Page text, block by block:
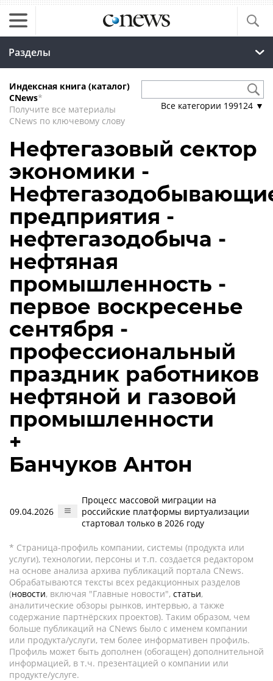
Разделы
Индексная книга (каталог)
CNews*
Получите все материалы
CNews по ключевому слову
Все категории 199124 ▼
Нефтегазовый сектор
экономики -
предприятия -
нефтегазодобыча -
нефтяная
промышленность -
первое воскресенье
сентября -
профессиональный
праздник работников
нефтяной и газовой
промышленности
+
Банчуков Антон
09.04.2026
Процесс массовой миграции на
российские платформы виртуализации
стартовал только в 2026 году
* Страница-профиль компании, системы (продукта или
услуги), технологии, персоны и т.п. создается редактором
на основе анализа архива публикаций портала CNews.
Обрабатываются тексты всех редакционных разделов
(новости, включая "Главные новости", статьи,
аналитические обзоры рынков, интервью, а также
содержание партнёрских проектов). Таким образом, чем
больше публикаций на CNews было с именем компании
или продукта/услуги, тем более информативен профиль.
Профиль может быть дополнен (обогащен) дополнительной
информацией, в т.ч. презентацией о компании или
продукте/услуге.